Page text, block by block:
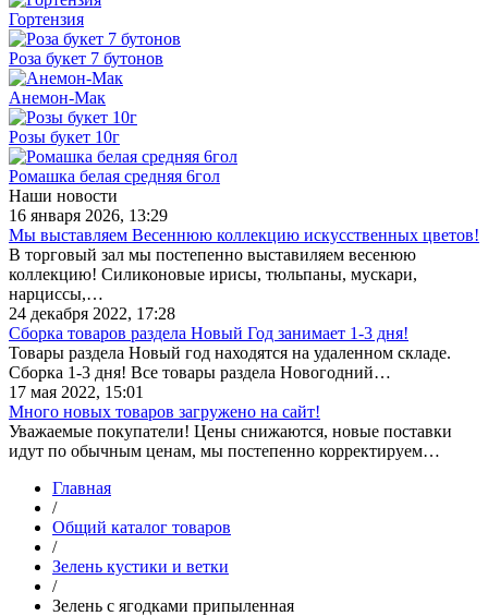
Гортензия
Роза букет 7 бутонов
Анемон-Мак
Розы букет 10г
Ромашка белая средняя 6гол
Наши новости
16 января 2026, 13:29
Мы выставляем Весеннюю коллекцию искусственных цветов!
В торговый зал мы постепенно выставиляем весенюю
коллекцию! Силиконовые ирисы, тюльпаны, мускари,
нарциссы,…
24 декабря 2022, 17:28
Сборка товаров раздела Новый Год занимает 1-3 дня!
Товары раздела Новый год находятся на удаленном складе.
Сборка 1-3 дня! Все товары раздела Новогодний…
17 мая 2022, 15:01
Много новых товаров загружено на сайт!
Уважаемые покупатели! Цены снижаются, новые поставки
идут по обычным ценам, мы постепенно корректируем…
Главная
/
Общий каталог товаров
/
Зелень кустики и ветки
/
Зелень с ягодками припыленная